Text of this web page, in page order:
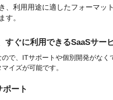
、利用用途に適したフォーマッ
す。
すぐに利用できるSaaSサー
ので、ITサポートや個別開発がなく
イズが可能です。
ポート